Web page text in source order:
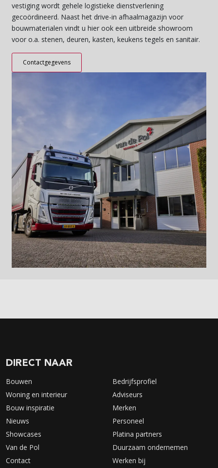
vestiging wordt gehele logistieke dienstverlening
gecoördineerd. Naast het drive-in afhaalmagazijn voor
bouwmaterialen vindt u hier ook een uitbreide showroom
voor o.a. stenen, deuren, kasten, keukens tegels en sanitair.
Contactgegevens
DIRECT NAAR
Bouwen
Woning en interieur
Bouw inspiratie
Nieuws
Showcases
Van de Pol
Contact
Bedrijfsprofiel
Adviseurs
Merken
Personeel
Platina partners
Duurzaam ondernemen
Werken bij